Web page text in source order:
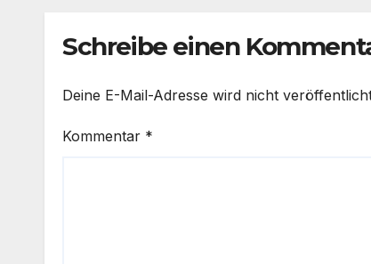
Schreibe einen
Deine E-Mail-Adresse wird nicht
Kommentar *